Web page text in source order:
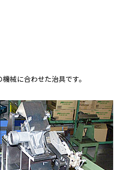
械に合わせた治具です。